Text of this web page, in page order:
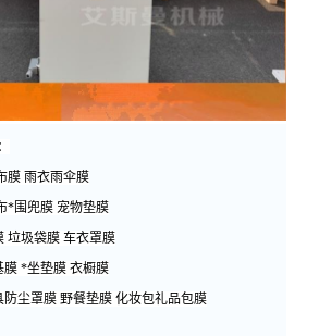
膜 雨衣雨伞膜
*围兜膜 宠物垫膜
垃圾袋膜 车衣罩膜
膜 *坐垫膜 衣橱膜
尘罩膜 野餐垫膜 化妆包礼品包膜